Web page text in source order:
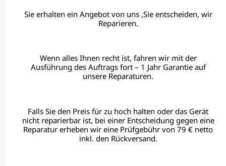
Sie erhalten ein Angebot von uns ,Sie entscheiden, wir
Reparieren.
Wenn alles Ihnen recht ist, fahren wir mit der
Ausführung des Auftrags fort – 1 Jahr Garantie auf
unsere Reparaturen.
Falls Sie den Preis für zu hoch halten oder das Gerät
nicht reparierbar ist, bei einer Entscheidung gegen eine
Reparatur erheben wir eine Prüfgebühr von 79 € netto
inkl. den Rückversand.